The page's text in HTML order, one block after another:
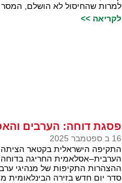
למרות שהחיסול לא הושלם, המסר
לקריאה >>
פסגת דוחה: הערבים
16 ב ספטמבר 2025
התקיפה הישראלית בקטאר
הערבית–אסלאמית החריגה בדוחה.
ההצהרות התקיפות של מנהיגי
סדר יום חדש בזירה הבינלאומית